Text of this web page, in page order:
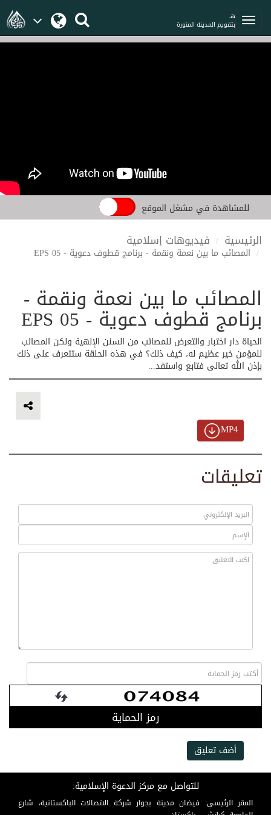
هـ
بتقويم المدينة المنورة
للمشاهدة في مشغل الموقع
الرئيسية فيديوهات إسلامية
المصائب ما بين نعمة ونقمة - برنامج قطوف دعوية - EPS 05
المصائب ما بين نعمة ونقمة -
برنامج قطوف دعوية - EPS 05
الحياة دار اختبار والتعرض للمصائب من السنن الإلهية ولكن المصائب
للمؤمن خير عظيم له، كيف ذلك؟ في هذه الحلقة ستتعرف على ذلك
بإذن الله تعالى فتابع واستفد...
MP4
تعليقات
رمز الحماية
أضف تعليق
للتواصل مع مركز الدعوة الإسلامية:
المقر الرئيسي: فيضان مدينة بجوار شركة الاتصالات الباكستانية، شارع